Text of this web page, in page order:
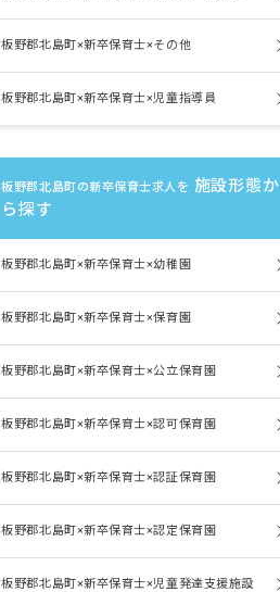
板野郡北島町×新卒保育士×その他
板野郡北島町×新卒保育士×児童指導員
板野郡北島町の新卒保育士求人を 施設形態か
ら探す
板野郡北島町×新卒保育士×幼稚園
板野郡北島町×新卒保育士×保育園
板野郡北島町×新卒保育士×公立保育園
板野郡北島町×新卒保育士×認可保育園
板野郡北島町×新卒保育士×認証保育園
板野郡北島町×新卒保育士×認定保育園
板野郡北島町×新卒保育士×児童発達支援施設